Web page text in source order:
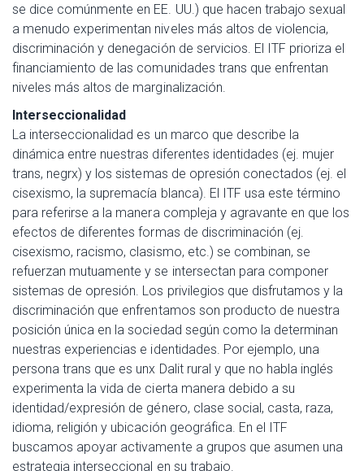
se dice comúnmente en EE. UU.) que hacen trabajo sexual
a menudo experimentan niveles más altos de violencia,
discriminación y denegación de servicios. El ITF prioriza el
financiamiento de las comunidades trans que enfrentan
niveles más altos de marginalización.
Interseccionalidad
La interseccionalidad es un marco que describe la
dinámica entre nuestras diferentes identidades (ej. mujer
trans, negrx) y los sistemas de opresión conectados (ej. el
cisexismo, la supremacía blanca). El ITF usa este término
para referirse a la manera compleja y agravante en que los
efectos de diferentes formas de discriminación (ej.
cisexismo, racismo, clasismo, etc.) se combinan, se
refuerzan mutuamente y se intersectan para componer
sistemas de opresión. Los privilegios que disfrutamos y la
discriminación que enfrentamos son producto de nuestra
posición única en la sociedad según como la determinan
nuestras experiencias e identidades. Por ejemplo, una
persona trans que es unx Dalit rural y que no habla inglés
experimenta la vida de cierta manera debido a su
identidad/expresión de género, clase social, casta, raza,
idioma, religión y ubicación geográfica. En el ITF
buscamos apoyar activamente a grupos que asumen una
estrategia interseccional en su trabajo.